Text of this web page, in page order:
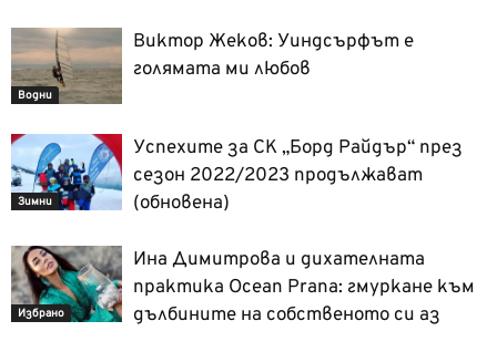
Водни
Виктор Жеков: Уиндсърфът е
голямата ми любов
Зимни
Успехите за СК „Борд Райдър“ през
сезон 2022/2023 продължават
(обновена)
Избрано
Ина Димитрова и дихателната
практика Ocean Prana: гмуркане към
дълбините на собственото си аз